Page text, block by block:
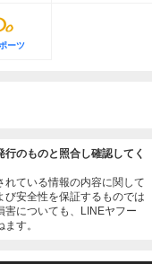
ーツ
行のものと照合し確認してく
れている情報の内容に関して
安全性を保証するものでは
害についても、LINEヤフー
す。